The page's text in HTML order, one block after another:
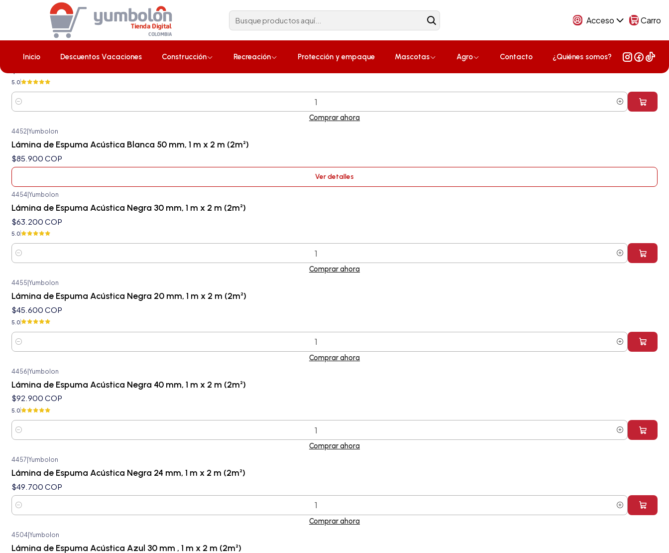
Acceso Carro
Inicio Descuentos Vacaciones Construcción Recreación Protección y empaque Mascotas Agro Contacto ¿Quiénes somos?
Construcción Placus/Laminas
Lámina de Espuma Acústica Negra 50 mm, 1 m x 2 m (2m²)
5.0
Cantidad
Comprar ahora
Agotado
4452 Yumbolon
Lámina de Espuma Acústica Blanca 50 mm, 1 m x 2 m (2m²)
$85.900 COP
Ver detalles
4454 Yumbolon
Lámina de Espuma Acústica Negra 30 mm, 1 m x 2 m (2m²)
$63.200 COP
5.0
Cantidad
Comprar ahora
4455 Yumbolon
Lámina de Espuma Acústica Negra 20 mm, 1 m x 2 m (2m²)
$45.600 COP
5.0
Cantidad
Comprar ahora
4456 Yumbolon
Lámina de Espuma Acústica Negra 40 mm, 1 m x 2 m (2m²)
$92.900 COP
5.0
Cantidad
Comprar ahora
4457 Yumbolon
Lámina de Espuma Acústica Negra 24 mm, 1 m x 2 m (2m²)
$49.700 COP
Cantidad
Comprar ahora
4504 Yumbolon
Lámina de Espuma Acústica Azul 30 mm , 1 m x 2 m (2m²)